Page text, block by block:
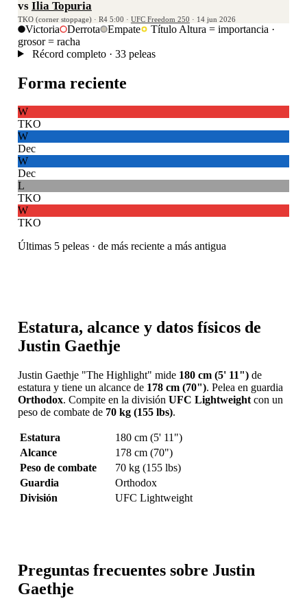
vs Ilia Topuria
TKO (corner stoppage) · R4 5:00 · UFC Freedom 250 · 14 jun 2026
Victoria Derrota Empate Título Altura = importancia ·
grosor = racha
Récord completo · 33 peleas
Forma reciente
W
TKO
W
Dec
W
Dec
L
TKO
W
TKO
Últimas 5 peleas · de más reciente a más antigua
Estatura, alcance y datos físicos de
Justin Gaethje
Justin Gaethje "The Highlight" mide 180 cm (5' 11")de
estatura y tiene un alcance de 178 cm (70"). Pelea en guardia
Orthodox. Compite en la división UFC Lightweightcon un
peso de combate de 70 kg (155 lbs).
Estatura
180 cm (5' 11")
Alcance
178 cm (70")
Peso de combate
70 kg (155 lbs)
Guardia
Orthodox
División
UFC Lightweight
Preguntas frecuentes sobre Justin
Gaethje